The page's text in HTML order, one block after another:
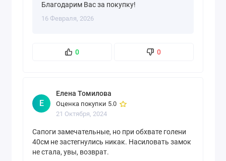
0 0
Благодарим Вас за покупку!
16 Февраля, 2026
Е
Елена Томилова
Оценка покупки 5.0
21 Октября, 2024
Сапоги замечательные, но при обхвате голени
40см не застегнулись никак. Насиловать замок
не стала, увы, возврат.